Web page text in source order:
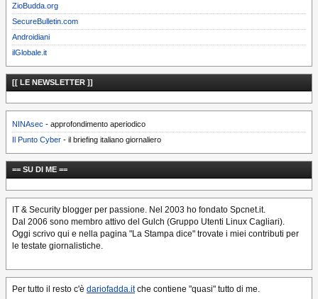
ZioBudda.org
SecureBulletin.com
Androidiani
ilGlobale.it
[[ LE NEWSLETTER ]]
NINAsec - approfondimento aperiodico
Il Punto Cyber - il briefing italiano giornaliero
== SU DI ME ==
IT & Security blogger per passione. Nel 2003 ho fondato Spcnet.it.
Dal 2006 sono membro attivo del Gulch (Gruppo Utenti Linux Cagliari).
Oggi scrivo qui e nella pagina "La Stampa dice" trovate i miei contributi per
le testate giornalistiche.
Per tutto il resto c'è dariofadda.itche contiene "quasi" tutto di me.